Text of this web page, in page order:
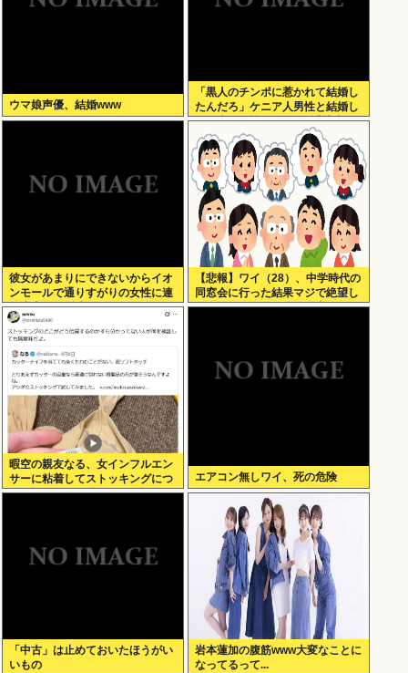
ウマ娘声優、結婚www
「黒人のチンポに惹かれて結婚し
たんだろ」ケニア人男性と結婚し
た日本人女性（31）に”誹謗中
傷”殺到
彼女があまりにできないからイオ
ンモールで通りすがりの女性に連
絡先書いた紙渡すよ
【悲報】ワイ（28）、中学時代の
同窓会に行った結果マジで絶望し
てしまう・・・・・・理由がこち
暇空の親友なる、女インフルエン
サーに粘着してストッキングにつ
いて語りだし嫌儲卿として格を見
エアコン無しワイ、死の危険
「中古」は止めておいたほうがい
いもの
岩本蓮加の腹筋www大変なことに
なってるって...